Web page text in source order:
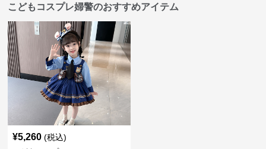
こどもコスプレ婦警のおすすめアイテム
¥5,260 (税込)